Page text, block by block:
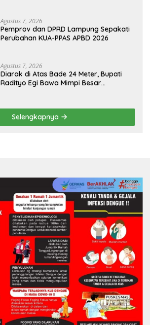
Agustus 7, 2026
Pemprov dan DPRD Lampung Sepakati
Perubahan KUA-PPAS APBD 2026
Agustus 7, 2026
Diarak di Atas Bade 24 Meter, Bupati
Radityo Egi Bawa Mimpi Besar
Selengkapnya